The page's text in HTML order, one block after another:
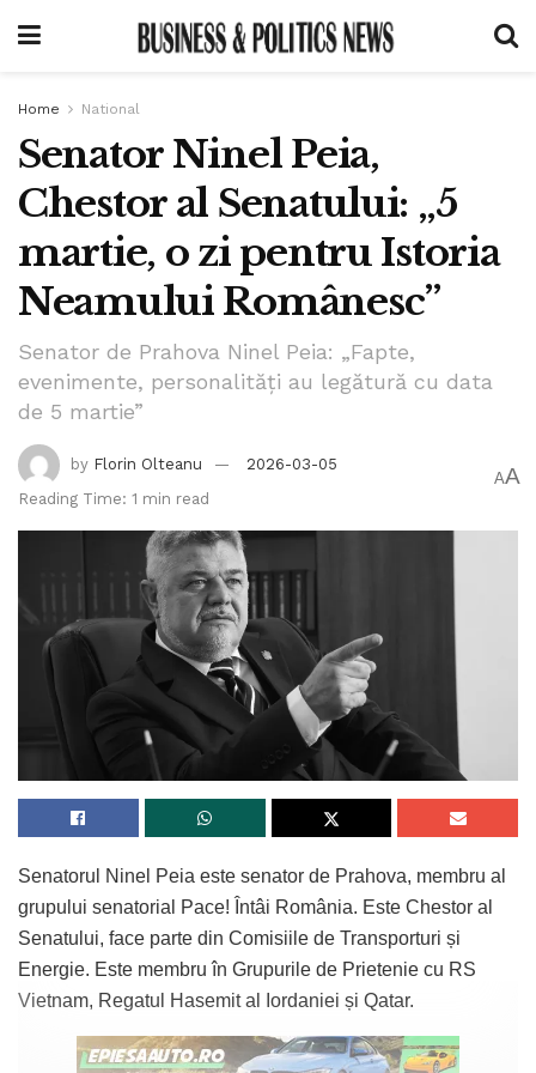
Home National
Senator Ninel Peia,
Chestor al Senatului: „5
martie, o zi pentru Istoria
Neamului Românesc”
Senator de Prahova Ninel Peia: „Fapte,
evenimente, personalități au legătură cu data
de 5 martie”
by Florin Olteanu
2026-03-05
Reading Time: 1 min read
AA
Senatorul Ninel Peia este senator de Prahova, membru al
grupului senatorial Pace! Întâi România. Este Chestor al
Senatului, face parte din Comisiile de Transporturi și
Energie. Este membru în Grupurile de Prietenie cu RS
Vietnam, Regatul Hasemit al Iordaniei și Qatar.